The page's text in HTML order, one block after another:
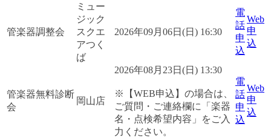
管楽器調整会
ミュー
ジック
スクエ
アつく
ば
2026年09月06日(日) 16:30
電
話
申
込
Web
申
込
管楽器無料診断
会
岡山店
2026年08月23日(日) 13:30
※【WEB申込】の場合は、
ご質問・ご連絡欄に「楽器
名・点検希望内容」をご入
力ください。
電
話
申
込
Web
申
込